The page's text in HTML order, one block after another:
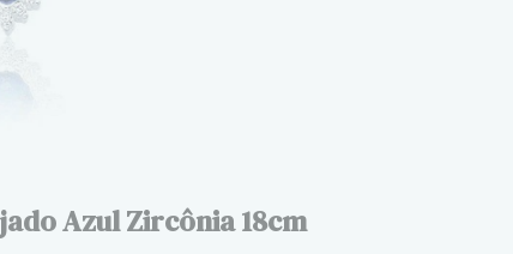
Azul Zircônia 18cm